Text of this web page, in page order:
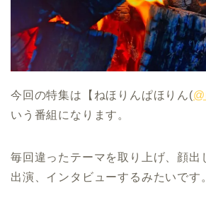
今回の特集は【ねほりんぱほりん(
いう番組になります。
毎回違ったテーマを取り上げ、顔出
出演、インタビューするみたいです